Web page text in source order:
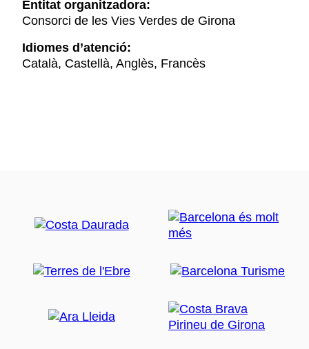
Entitat organitzadora:
Consorci de les Vies Verdes de Girona
Idiomes d’atenció:
Català, Castellà, Anglès, Francès